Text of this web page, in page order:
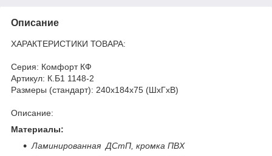
Описание
ХАРАКТЕРИСТИКИ ТОВАРА:
Серия: Комфорт КФ
Артикул: К.Б1 1148-2
Размеры (стандарт): 240x184x75 (ШхГхВ)
Описание:
Материалы:
Ламинированная ДСтП, кромка ПВХ